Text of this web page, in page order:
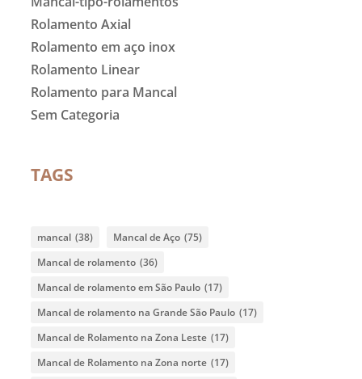
Rolamento Axial
Rolamento em aço inox
Rolamento Linear
Rolamento para Mancal
Sem Categoria
TAGS
mancal (38) Mancal de Aço (75)
Mancal de rolamento (36)
Mancal de rolamento em São Paulo (17)
Mancal de rolamento na Grande São Paulo (17)
Mancal de Rolamento na Zona Leste (17)
Mancal de Rolamento na Zona norte (17)